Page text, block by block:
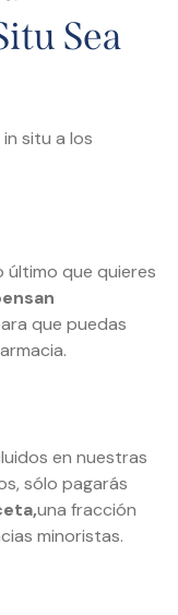
Sea
situ a los
último que quieres
que puedas
en nuestras
sólo pagarás
una fracción
minoristas.